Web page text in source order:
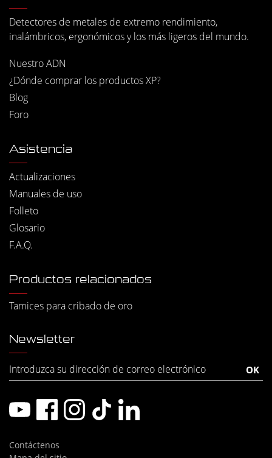
Detectores de metales de extremo rendimiento,
inalámbricos, ergonómicos y los más ligeros del mundo.
Nuestro ADN
¿Dónde comprar los productos XP?
Blog
Foro
Asistencia
Actualizaciones
Manuales de uso
Folleto
Glosario
F.A.Q.
Productos relacionados
Tamices para cribado de oro
Newsletter
Contáctenos